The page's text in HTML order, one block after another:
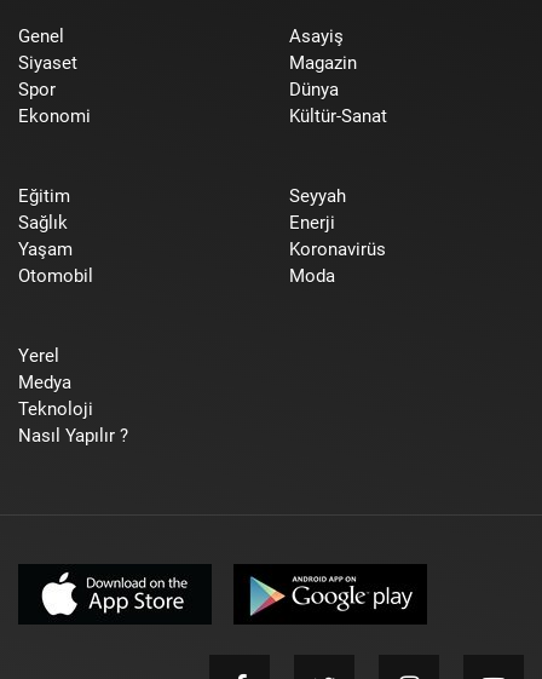
Genel
Siyaset
Spor
Ekonomi
Asayiş
Magazin
Dünya
Kültür-Sanat
Eğitim
Sağlık
Yaşam
Otomobil
Seyyah
Enerji
Koronavirüs
Moda
Yerel
Medya
Teknoloji
Nasıl Yapılır ?